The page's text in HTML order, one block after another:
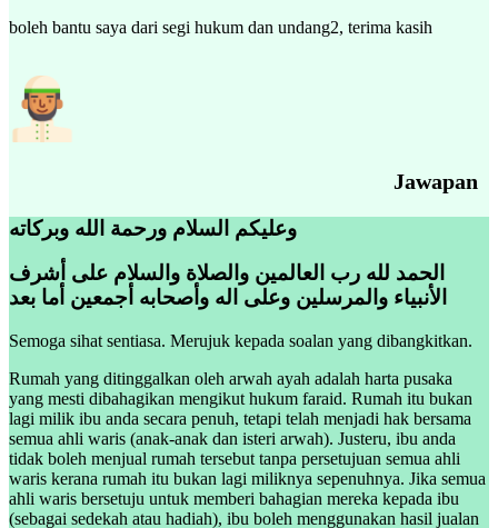
boleh bantu saya dari segi hukum dan undang2, terima kasih
Jawapan
وعليكم السلام ورحمة الله وبركاته
الحمد لله رب العالمين والصلاة والسلام على أشرف
الأنبياء والمرسلين وعلى اله وأصحابه أجمعين أما بعد
Semoga sihat sentiasa. Merujuk kepada soalan yang dibangkitkan.
Rumah yang ditinggalkan oleh arwah ayah adalah harta pusaka
yang mesti dibahagikan mengikut hukum faraid. Rumah itu bukan
lagi milik ibu anda secara penuh, tetapi telah menjadi hak bersama
semua ahli waris (anak-anak dan isteri arwah). Justeru, ibu anda
tidak boleh menjual rumah tersebut tanpa persetujuan semua ahli
waris kerana rumah itu bukan lagi miliknya sepenuhnya. Jika semua
ahli waris bersetuju untuk memberi bahagian mereka kepada ibu
(sebagai sedekah atau hadiah), ibu boleh menggunakan hasil jualan